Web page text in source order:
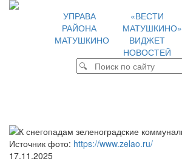
УПРАВА
РАЙОНА
МАТУШКИНО
«ВЕСТИ
МАТУШКИНО»
ВИДЖЕТ
НОВОСТЕЙ
Источник фото: https://www.zelao.ru/
17.11.2025